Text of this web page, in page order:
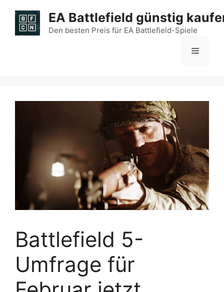
Inhalt
springen
EA Battlefield günstig
Den besten Preis für EA Battlefield-Spiele
Menü
Battlefield 5-
Umfrage für